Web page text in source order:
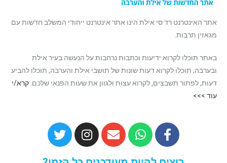
אתר האינטרנט רד סי אילת הינו אתר אינטרנט ייחודי המשלב חדשות עם
מגאזין תרבות.
באתר תוכלו לקרוא ידיעות וכתבות נרחבות על הנעשה בעיר אילת
ובערבה, תוכלו לקרוא דעות שונות של תושבי אילת והערבה, תוכלו להביע
דעות, לפתור תשבצים, לקרוא עצות ולגוון את שעות הפנאי שלכם. קרא/י
עוד >>>